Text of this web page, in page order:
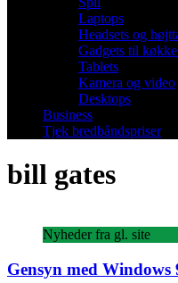
Laptops
Headsets og
Gadgets til
Tablets
Kamera og video
Desktops
Business
Tjek bredbåndspriser
bill gates
Nyheder fra gl. site
Gensyn med Windows